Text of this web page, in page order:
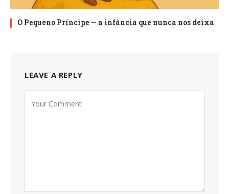
O Pequeno Príncipe — a infância que nunca nos deixa
LEAVE A REPLY